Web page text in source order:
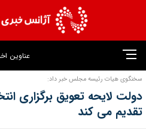
عناوین
سخنگوی هیات رئیسه مجلس خبر داد:
دولت لایحه تعویق برگزاری
تقدیم می کند